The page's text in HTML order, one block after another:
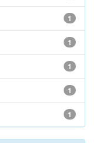
1
1
1
1
1